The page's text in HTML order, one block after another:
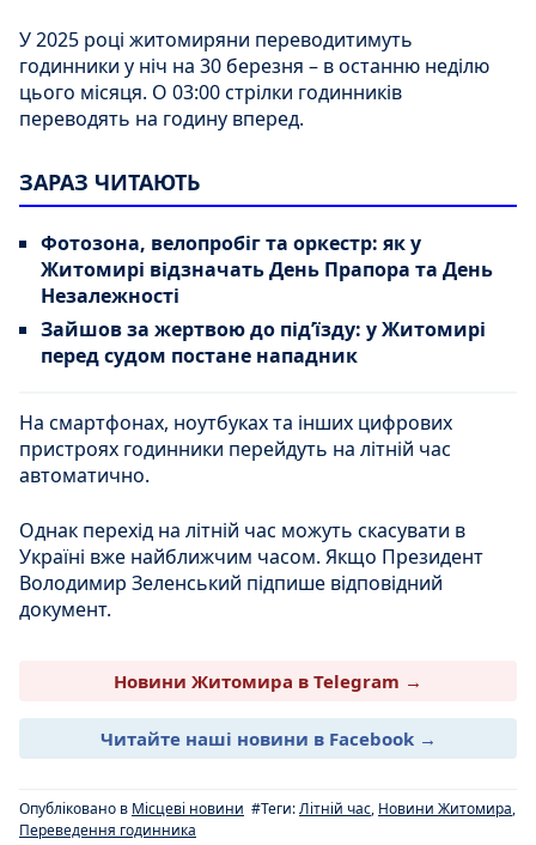
У 2025 році житомиряни переводитимуть
годинники у ніч на 30 березня – в останню неділю
цього місяця. О 03:00 стрілки годинників
переводять на годину вперед.
ЗАРАЗ ЧИТАЮТЬ
Фотозона, велопробіг та оркестр: як у
Житомирі відзначать День Прапора та День
Незалежності
Зайшов за жертвою до під’їзду: у Житомирі
перед судом постане нападник
На смартфонах, ноутбуках та інших цифрових
пристроях годинники перейдуть на літній час
автоматично.
Однак перехід на літній час можуть скасувати в
Україні вже найближчим часом. Якщо Президент
Володимир Зеленський підпише відповідний
документ.
Новини Житомира в Telegram →
Читайте наші новини в Facebook →
Опубліковано в Місцеві новини #Теги:Літній час, Новини Житомира,
Переведення годинника